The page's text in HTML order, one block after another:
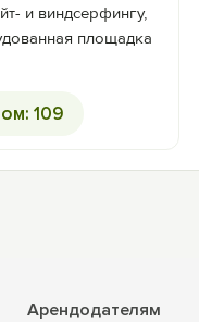
и виндсерфингу,
площадка
109
Арендодателям